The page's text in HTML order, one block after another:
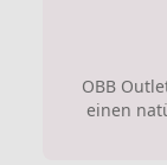
OBB
einen